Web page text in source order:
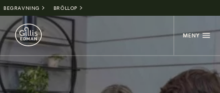
BEGRAVNING BRÖLLOP
MENY